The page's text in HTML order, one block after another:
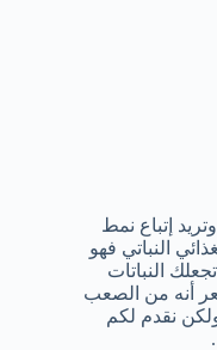
إتباع نمط
النباتي فهو
النباتات
أنه من الصعب
نقدم لكم